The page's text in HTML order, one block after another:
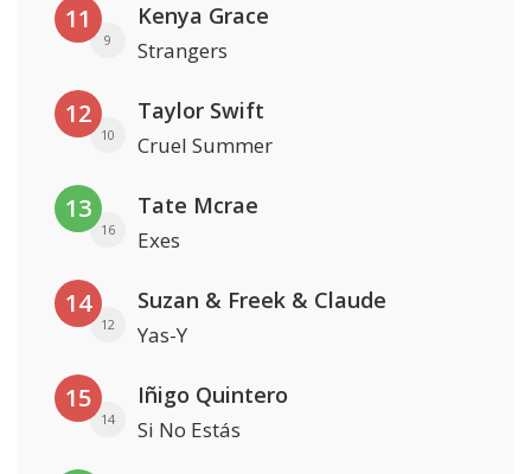
11
9
Kenya Grace
Strangers
12
10
Taylor Swift
Cruel Summer
13
16
Tate Mcrae
Exes
14
12
Suzan & Freek & Claude
Yas-Y
15
14
Iñigo Quintero
Si No Estás